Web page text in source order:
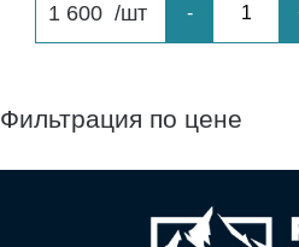
1 600 /шт -
Фильтрация по цене